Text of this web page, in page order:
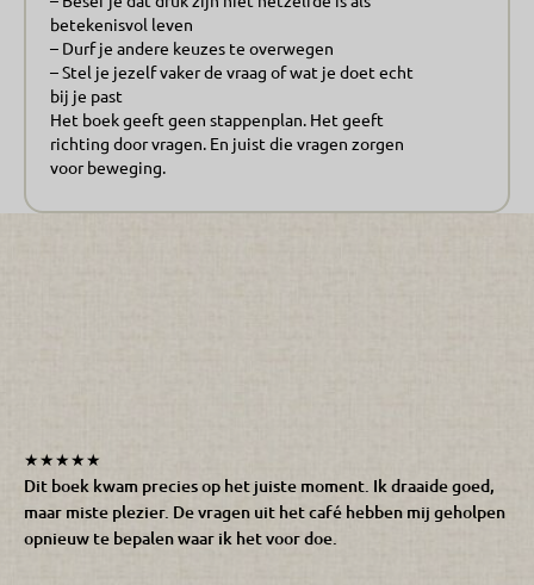
betekenisvol leven
– Durf je andere keuzes te overwegen
– Stel je jezelf vaker de vraag of wat je doet echt
bij je past
Het boek geeft geen stappenplan. Het geeft
richting door vragen. En juist die vragen zorgen
voor beweging.
★★★★★
Dit boek kwam precies op het juiste moment. Ik draaide goed,
maar miste plezier. De vragen uit het café hebben mij geholpen
opnieuw te bepalen waar ik het voor doe.